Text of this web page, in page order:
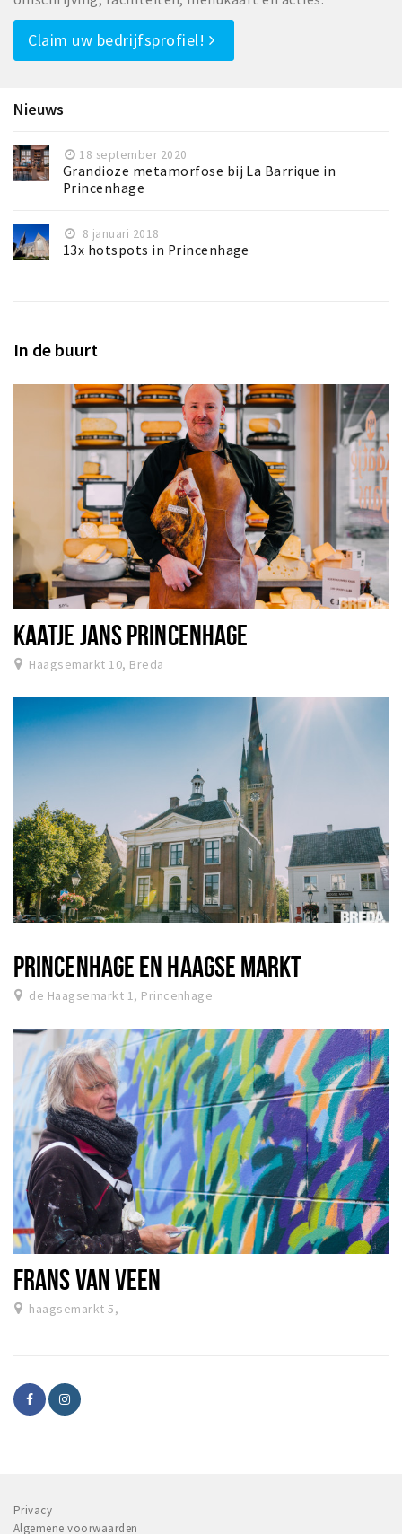
Claim uw bedrijfsprofiel!
Nieuws
18 september 2020
Grandioze metamorfose bij La Barrique in
Princenhage
8 januari 2018
13x hotspots in Princenhage
In de buurt
KAATJE JANS PRINCENHAGE
Haagsemarkt 10, Breda
PRINCENHAGE EN HAAGSE MARKT
de Haagsemarkt 1, Princenhage
FRANS VAN VEEN
haagsemarkt 5,
Privacy
Algemene voorwaarden